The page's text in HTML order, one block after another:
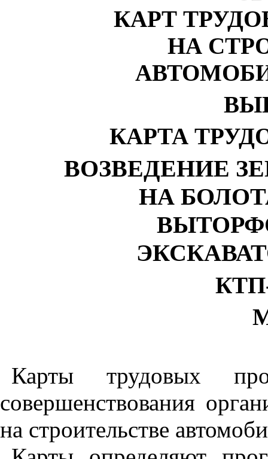
КАРТ
НА
КАРТА
ВОЗВЕДЕНИЕ
НА
Карты трудовых
совершенствования
на строительстве